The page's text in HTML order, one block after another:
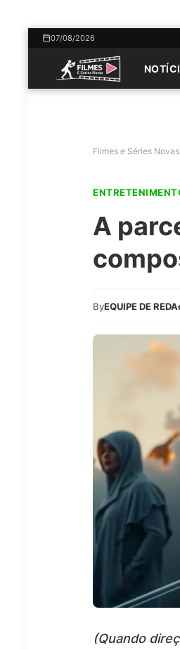
07/08/2026
Filmes e Séries Novas
A
ByEQUIPE DE
(Quando